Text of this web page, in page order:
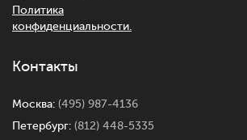
Политика
конфиденциальности.
Контакты
Москва: (495) 987-4136
Петербург: (812) 448-5335